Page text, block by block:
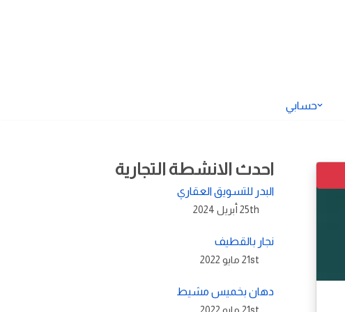
حسابي
احدث الانشطة التجارية
البدر للتسويق العقاري
25th أبريل 2024
نجار بالقطيف
21st مايو 2022
دهان بخميس مشيط